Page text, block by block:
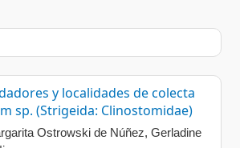
y localidades de colecta
sp. (Strigeida: Clinostomidae)
Ostrowski de Núñez, Gerladine